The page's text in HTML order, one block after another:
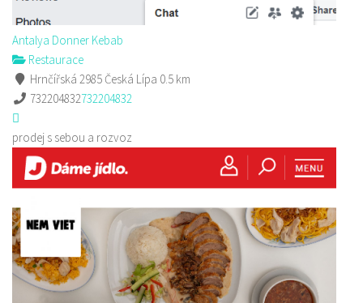
Antalya Donner Kebab
Restaurace
Hrnčířská 2985 Česká Lípa 0.5 km
732204832732204832
prodej s sebou a rozvoz